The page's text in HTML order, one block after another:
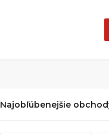
Najobľúbenejšie